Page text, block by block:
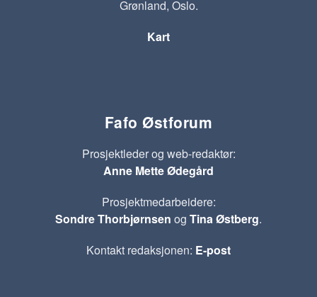
Grønland, Oslo.
Kart
Fafo Østforum
Prosjektleder og web-redaktør:
Anne Mette Ødegård
Prosjektmedarbeidere:
Sondre Thorbjørnsen og Tina Østberg.
Kontakt redaksjonen: E-post